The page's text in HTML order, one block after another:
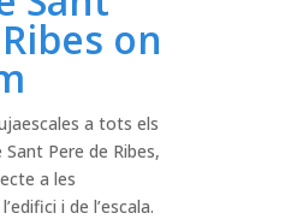
on
a tots els
Pere de Ribes,
a les
i de l’escala.